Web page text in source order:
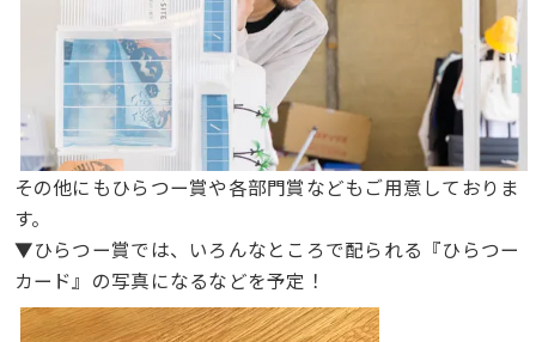
その他にもひらつー賞や各部門賞などもご用意しておりま
す。
▼ひらつー賞では、いろんなところで配られる『ひらつー
カード』の写真になるなどを予定！